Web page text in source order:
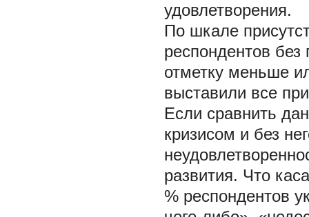
удовлетворения.
По шкале
респондентов без
отметку меньше
выставили все
Если сравнить
кризисом и без
развития. Что
% респондентов